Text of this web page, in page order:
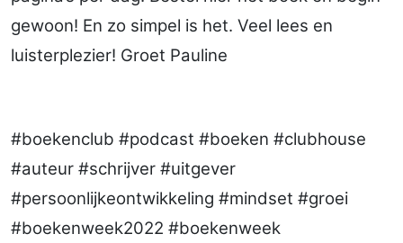
gewoon! En zo simpel is het. Veel lees en
luisterplezier! Groet Pauline
#boekenclub #podcast #boeken #clubhouse
#auteur #schrijver #uitgever
#persoonlijkeontwikkeling #mindset #groei
#boekenweek2022 #boekenweek